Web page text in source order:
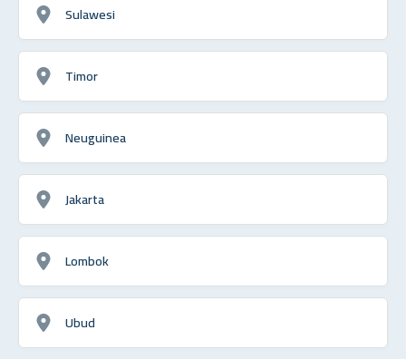
Sulawesi
Timor
Neuguinea
Jakarta
Lombok
Ubud